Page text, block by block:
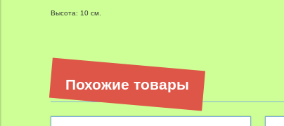
Высота: 10 см.
Похожие товары